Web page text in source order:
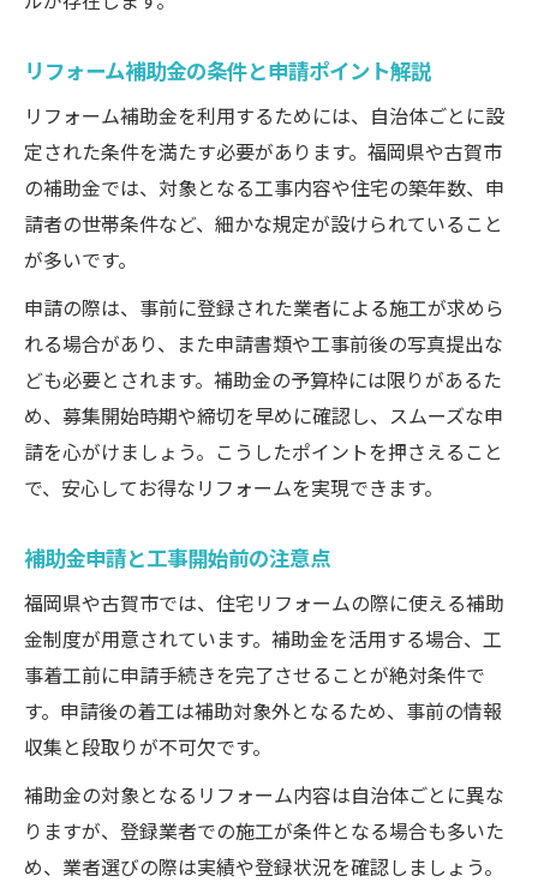
リフォーム補助金の条件と申請ポイント解説
リフォーム補助金を利用するためには、自治体ごとに設
定された条件を満たす必要があります。福岡県や古賀市
の補助金では、対象となる工事内容や住宅の築年数、申
請者の世帯条件など、細かな規定が設けられていること
が多いです。
申請の際は、事前に登録された業者による施工が求めら
れる場合があり、また申請書類や工事前後の写真提出な
ども必要とされます。補助金の予算枠には限りがあるた
め、募集開始時期や締切を早めに確認し、スムーズな申
請を心がけましょう。こうしたポイントを押さえること
で、安心してお得なリフォームを実現できます。
補助金申請と工事開始前の注意点
福岡県や古賀市では、住宅リフォームの際に使える補助
金制度が用意されています。補助金を活用する場合、工
事着工前に申請手続きを完了させることが絶対条件で
す。申請後の着工は補助対象外となるため、事前の情報
収集と段取りが不可欠です。
補助金の対象となるリフォーム内容は自治体ごとに異な
りますが、登録業者での施工が条件となる場合も多いた
め、業者選びの際は実績や登録状況を確認しましょう。